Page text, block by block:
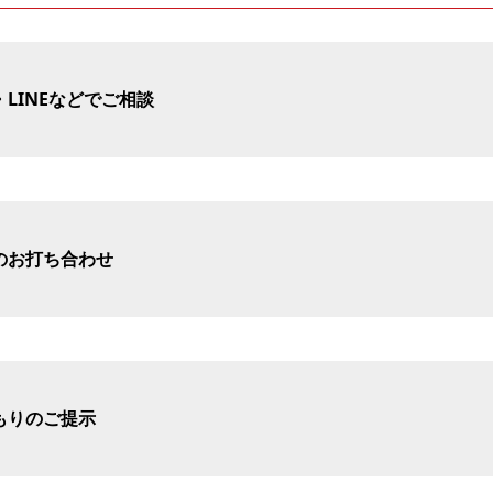
LINEなどでご相談
お打ち合わせ
りのご提示